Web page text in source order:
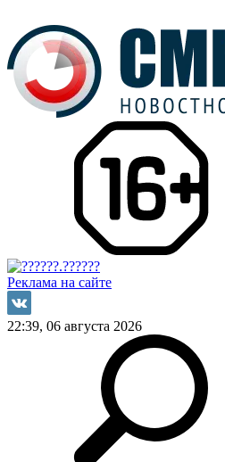
Реклама на сайте
22:39, 06 августа 2026